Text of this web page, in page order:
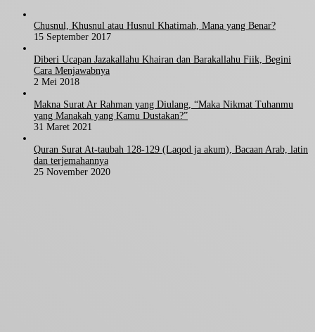
Chusnul, Khusnul atau Husnul Khatimah, Mana yang Benar?
15 September 2017
Diberi Ucapan Jazakallahu Khairan dan Barakallahu Fiik, Begini
Cara Menjawabnya
2 Mei 2018
Makna Surat Ar Rahman yang Diulang, “Maka Nikmat Tuhanmu
yang Manakah yang Kamu Dustakan?”
31 Maret 2021
Quran Surat At-taubah 128-129 (Laqod ja akum), Bacaan Arab, latin
dan terjemahannya
25 November 2020